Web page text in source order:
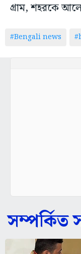
গ্রাম, শহরকে
#Bengali news
সম্পর্কিত